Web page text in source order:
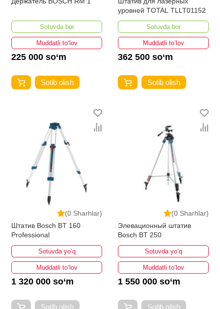
Sotuvda bor
Muddatli to‘lov
225 000 so‘m
Sotib olish
уровней TOTAL TLLT01152
Sotuvda bor
Muddatli to‘lov
362 500 so‘m
Sotib olish
(0 Sharhlar)
Штатив Bosch BT 160
Professional
Sotuvda yo‘q
Muddatli to‘lov
1 320 000 so‘m
Sotib olish
(0 Sharhlar)
Элевационный штатив
Bosch BT 250
Sotuvda yo‘q
Muddatli to‘lov
1 550 000 so‘m
Sotib olish